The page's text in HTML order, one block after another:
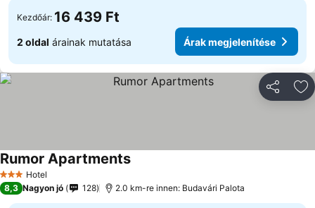
Kezdőár: 16 439 Ft
2 oldal árainak mutatása Árak megjelenítése
3 Kategória
Hotel
Rumor ApartmentsÁrak megjelenítése
8,3 Nagyon jó 128 2.0 km-re innen: Budavári Palota